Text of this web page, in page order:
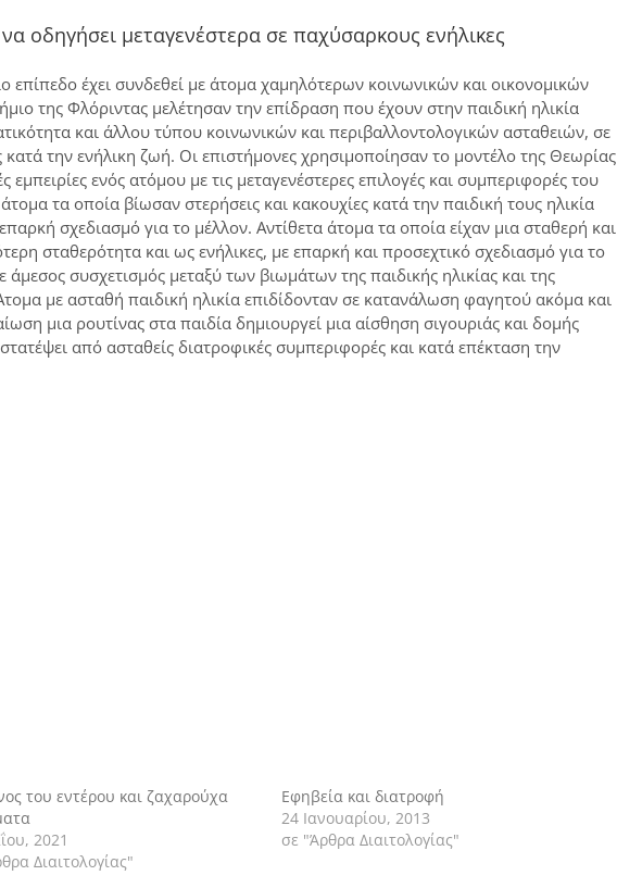
οδηγήσει μεταγενέστερα σε παχύσαρκους ενήλικες
έχει συνδεθεί με άτομα χαμηλότερων κοινωνικών και οικονομικών
της Φλόριντας μελέτησαν την επίδραση που έχουν στην παιδική ηλικία
και άλλου τύπου κοινωνικών και περιβαλλοντολογικών ασταθειών, σε
την ενήλικη ζωή. Οι επιστήμονες χρησιμοποίησαν το μοντέλο της Θεωρίας
εμπειρίες ενός ατόμου με τις μεταγενέστερες επιλογές και συμπεριφορές του
τα οποία βίωσαν στερήσεις και κακουχίες κατά την παιδική τους ηλικία
σχεδιασμό για το μέλλον. Αντίθετα άτομα τα οποία είχαν μια σταθερή και
σταθερότητα και ως ενήλικες, με επαρκή και προσεχτικό σχεδιασμό για το
συσχετισμός μεταξύ των βιωμάτων της παιδικής ηλικίας και της
με ασταθή παιδική ηλικία επιδίδονταν σε κατανάλωση φαγητού ακόμα και
μια ρουτίνας στα παιδία δημιουργεί μια αίσθηση σιγουριάς και δομής
από ασταθείς διατροφικές συμπεριφορές και κατά επέκταση την
του εντέρου και ζαχαρούχα
2021
Διαιτολογίας"
Εφηβεία και διατροφή
24 Ιανουαρίου, 2013
σε "Άρθρα Διαιτολογίας"